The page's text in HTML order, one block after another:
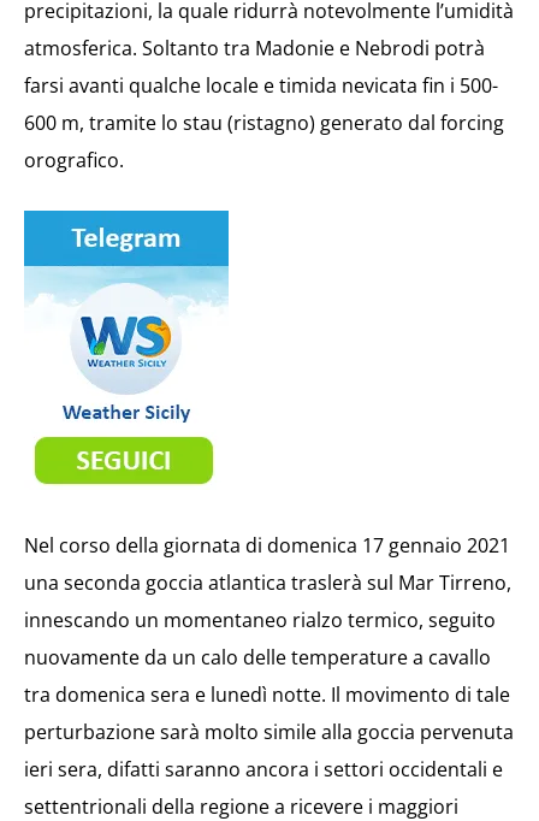
precipitazioni, la quale ridurrà notevolmente l’umidità
atmosferica. Soltanto tra Madonie e Nebrodi potrà
farsi avanti qualche locale e timida nevicata fin i 500-
600 m, tramite lo stau (ristagno) generato dal forcing
orografico.
Nel corso della giornata di domenica 17 gennaio 2021
una seconda goccia atlantica traslerà sul Mar Tirreno,
innescando un momentaneo rialzo termico, seguito
nuovamente da un calo delle temperature a cavallo
tra domenica sera e lunedì notte. Il movimento di tale
perturbazione sarà molto simile alla goccia pervenuta
ieri sera, difatti saranno ancora i settori occidentali e
settentrionali della regione a ricevere i maggiori